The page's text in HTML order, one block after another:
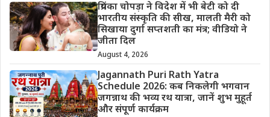
प्रियंका चोपड़ा ने विदेश में भी बेटी को दी
भारतीय संस्कृति की सीख, मालती मैरी को
सिखाया दुर्गा सप्तशती का मंत्र; वीडियो ने
जीता दिल
August 4, 2026
Jagannath Puri Rath Yatra
Schedule 2026: कब निकलेगी भगवान
जगन्नाथ की भव्य रथ यात्रा, जानें शुभ मुहूर्त
और संपूर्ण कार्यक्रम